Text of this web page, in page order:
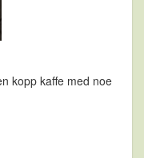
kopp kaffe med noe